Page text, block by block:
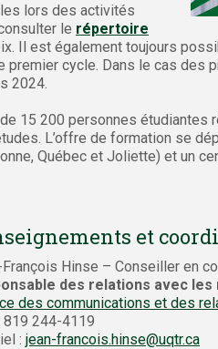
lors des activités
le répertoire
Il est également toujours
premier cycle. Dans le cas des
2024.
15 200 personnes étudiantes
L’offre de formation se
Québec et Joliette) et un
et
Hinse – Conseiller en
des relations avec les
des communications et des
819 244-4119
: jean-francois.hinse@uqtr.ca